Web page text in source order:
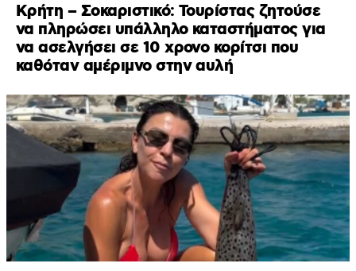
Κρήτη – Σοκαριστικό: Τουρίστας ζητούσε
να πληρώσει υπάλληλο καταστήματος για
να ασελγήσει σε 10 χρονο κορίτσι που
καθόταν αμέριμνο στην αυλή